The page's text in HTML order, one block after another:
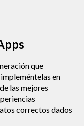
que
en
las mejores
correctos dados